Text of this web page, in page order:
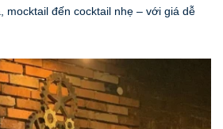
mocktail đến cocktail nhẹ – với giá dễ